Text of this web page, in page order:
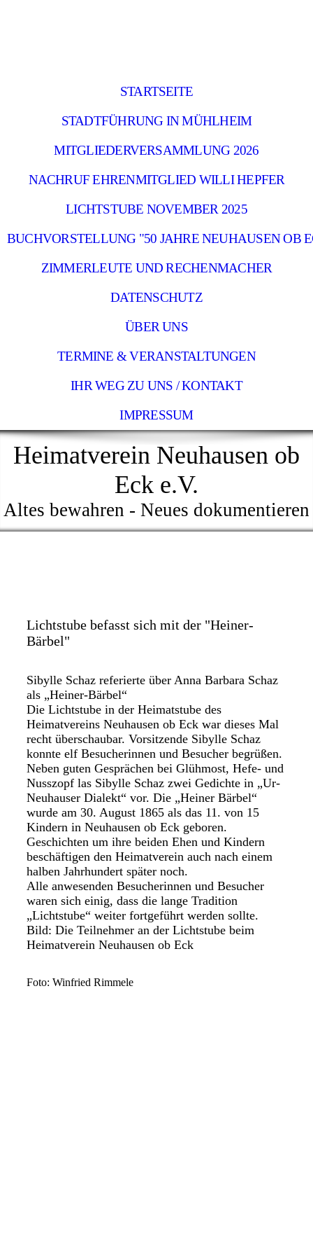
STARTSEITE
STADTFÜHRUNG IN MÜHLHEIM
MITGLIEDERVERSAMMLUNG 2026
NACHRUF EHRENMITGLIED WILLI HEPFER
LICHTSTUBE NOVEMBER 2025
BUCHVORSTELLUNG "50 JAHRE NEUHAUSEN OB
ZIMMERLEUTE UND RECHENMACHER
DATENSCHUTZ
ÜBER UNS
TERMINE & VERANSTALTUNGEN
IHR WEG ZU UNS / KONTAKT
IMPRESSUM
Heimatverein Neuhausen ob
Eck e.V.
Altes bewahren - Neues dokumentieren
Lichtstube befasst sich mit der "Heiner-
Bärbel"
Sibylle Schaz referierte über Anna Barbara Schaz
als „Heiner-Bärbel“
Die Lichtstube in der Heimatstube des
Heimatvereins Neuhausen ob Eck war dieses Mal
recht überschaubar. Vorsitzende Sibylle Schaz
konnte elf Besucherinnen und Besucher begrüßen.
Neben guten Gesprächen bei Glühmost, Hefe- und
Nusszopf las Sibylle Schaz zwei Gedichte in „Ur-
Neuhauser Dialekt“ vor. Die „Heiner Bärbel“
wurde am 30. August 1865 als das 11. von 15
Kindern in Neuhausen ob Eck geboren.
Geschichten um ihre beiden Ehen und Kindern
beschäftigen den Heimatverein auch nach einem
halben Jahrhundert später noch.
Alle anwesenden Besucherinnen und Besucher
waren sich einig, dass die lange Tradition
„Lichtstube“ weiter fortgeführt werden sollte.
Bild: Die Teilnehmer an der Lichtstube beim
Heimatverein Neuhausen ob Eck
Foto: Winfried Rimmele